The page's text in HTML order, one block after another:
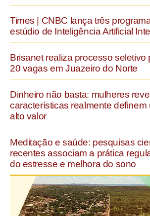
Times | CNBC lança três
estúdio de Inteligência Artificial
Brisanet realiza processo seletivo
20 vagas em Juazeiro do Norte
Dinheiro não basta: mulheres
características realmente definem
alto valor
Meditação e saúde: pesquisas
recentes associam a prática
do estresse e melhora do sono